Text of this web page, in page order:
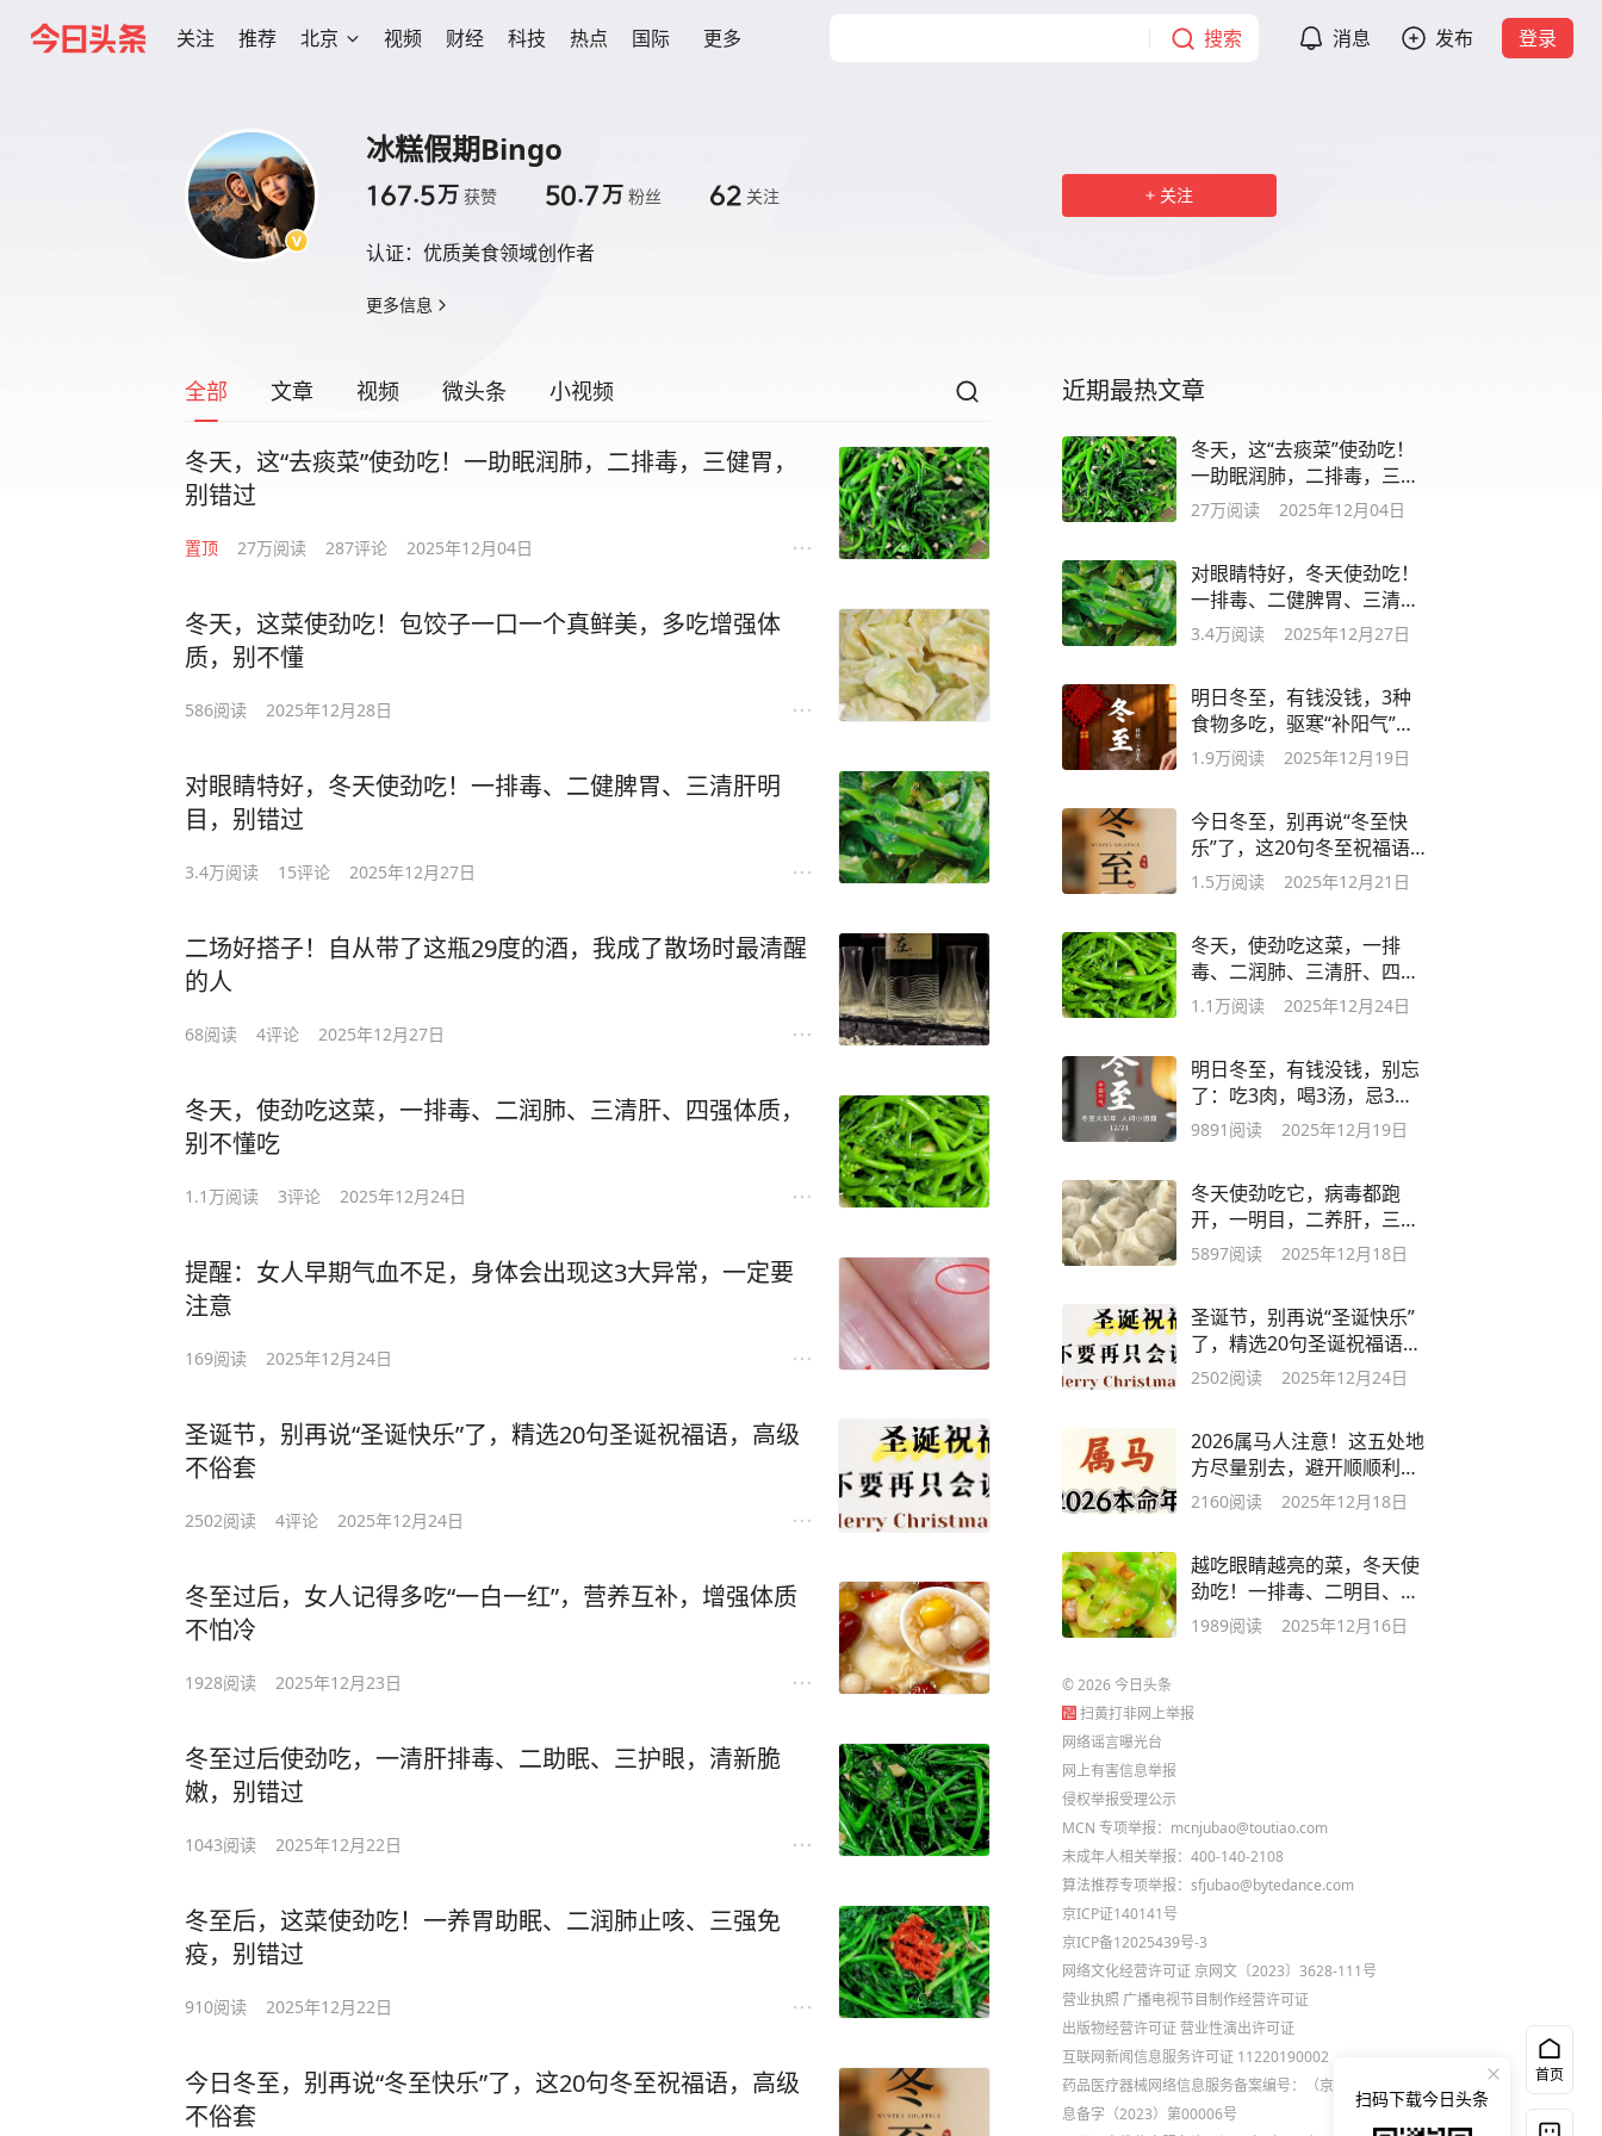
关注 推荐 北京 视频 财经 科技 热点 国际 更多 搜索 消息 发布 登录
冰糕假期Bingo
167.5万 获赞 50.7万 粉丝 62 关注
认证： 优质美食领域创作者
更多信息
关注
全部 文章 视频 微头条 小视频
冬天，这“去痰菜”使劲吃！一助眠润肺，二排毒，三健胃，
别错过
置顶 27万阅读 287评论 2025年12月04日
冬天，这菜使劲吃！包饺子一口一个真鲜美，多吃增强体
质，别不懂
586阅读 2025年12月28日
对眼睛特好，冬天使劲吃！一排毒、二健脾胃、三清肝明
目，别错过
3.4万阅读 15评论 2025年12月27日
二场好搭子！自从带了这瓶29度的酒，我成了散场时最清醒
的人
68阅读 4评论 2025年12月27日
冬天，使劲吃这菜，一排毒、二润肺、三清肝、四强体质，
别不懂吃
1.1万阅读 3评论 2025年12月24日
提醒：女人早期气血不足，身体会出现这3大异常，一定要
注意
169阅读 2025年12月24日
圣诞节，别再说“圣诞快乐”了，精选20句圣诞祝福语，高级
不俗套
2502阅读 4评论 2025年12月24日
冬至过后，女人记得多吃“一白一红”，营养互补，增强体质
不怕冷
1928阅读 2025年12月23日
冬至过后使劲吃，一清肝排毒、二助眠、三护眼，清新脆
嫩，别错过
1043阅读 2025年12月22日
冬至后，这菜使劲吃！一养胃助眠、二润肺止咳、三强免
疫，别错过
910阅读 2025年12月22日
今日冬至，别再说“冬至快乐”了，这20句冬至祝福语，高级
不俗套
近期最热文章
冬天，这“去痰菜”使劲吃！
一助眠润肺，二排毒，三健
胃，别错过
27万阅读 2025年12月04日
对眼睛特好，冬天使劲吃！
一排毒、二健脾胃、三清肝
明目，别错过
3.4万阅读 2025年12月27日
明日冬至，有钱没钱，3种
食物多吃，驱寒“补阳气”，
平安过寒冬
1.9万阅读 2025年12月19日
今日冬至，别再说“冬至快
乐”了，这20句冬至祝福语，
高级不俗套
1.5万阅读 2025年12月21日
冬天，使劲吃这菜，一排
毒、二润肺、三清肝、四强
体质，别不懂吃
1.1万阅读 2025年12月24日
明日冬至，有钱没钱，别忘
了：吃3肉，喝3汤，忌3
事，早懂早受益
9891 阅读 2025年12月19日
冬天使劲吃它，病毒都跑
开，一明目，二养肝，三补
钙，包饺子真香
5897阅读 2025年12月18日
圣诞节，别再说“圣诞快乐”
了，精选20句圣诞祝福语，
高级不俗套
2502阅读 2025年12月24日
2026属马人注意！这五处地
方尽量别去，避开顺顺利
利，福气自然来
2160阅读 2025年12月18日
越吃眼睛越亮的菜，冬天使
劲吃！一排毒、二明目、三
助眠，别不懂
1989阅读 2025年12月16日
©2026今日头条
扫黄打非网上举报
网络谣言曝光台
网上有害信息举报
侵权举报受理公示
MCN 专项举报：mcnjubao@toutiao.com
未成年人相关举报：400-140-2108
算法推荐专项举报：sfjubao@bytedance.com
京ICP证140141号
京ICP备12025439号-3
网络文化经营许可证 京网文〔2023〕3628-111号
营业执照 广播电视节目制作经营许可证
出版物经营许可证 营业性演出许可证
互联网新闻信息服务许可证 11220190002
药品医疗器械网络信息服务备案编号：（京）网药械信
息备字（2023）第00006号
首页
扫码下载今日头条